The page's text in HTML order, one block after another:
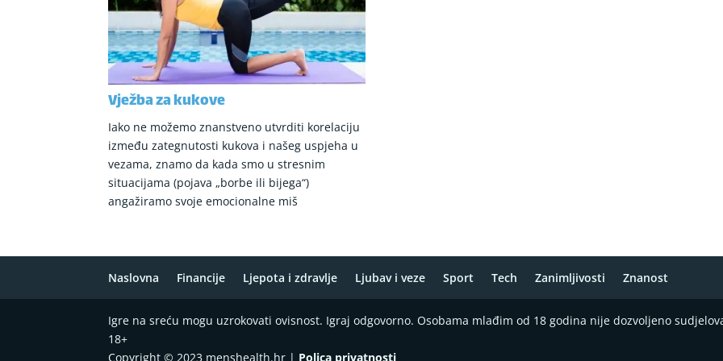
Vježba za kukove
Iako ne možemo znanstveno utvrditi korelaciju
između zategnutosti kukova i našeg uspjeha u
vezama, znamo da kada smo u stresnim
situacijama (pojava „borbe ili bijega“)
angažiramo svoje emocionalne miš
Naslovna Financije Ljepota i zdravlje Ljubav i veze Sport Tech Zanimljivosti Znanost
Igre na sreću mogu uzrokovati ovisnost. Igraj odgovorno. Osobama mlađim od 18 godina nije dozvoljeno
18+
Copyright © 2023 menshealth.hr | Polica privatnosti